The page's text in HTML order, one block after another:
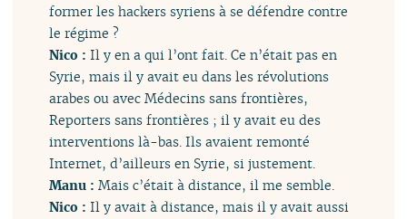
former les hackers syriens à se défendre contre
le régime ?
Nico :Il y en a qui l’ont fait. Ce n’était pas en
Syrie, mais il y avait eu dans les révolutions
arabes ou avec Médecins sans frontières,
Reporters sans frontières ; il y avait eu des
interventions là-bas. Ils avaient remonté
Internet, d’ailleurs en Syrie, si justement.
Manu :Mais c’était à distance, il me semble.
Nico :Il y avait à distance, mais il y avait aussi